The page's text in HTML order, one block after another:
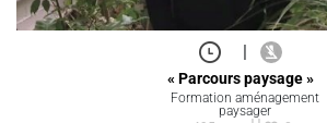
|
« Parcours paysage »
Formation aménagement
paysager